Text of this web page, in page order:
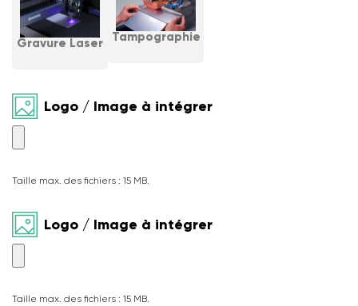
Gravure Laser Tampographie
Logo / Image à intégrer
Taille max. des fichiers : 15 MB.
Logo / Image à intégrer
Taille max. des fichiers : 15 MB.